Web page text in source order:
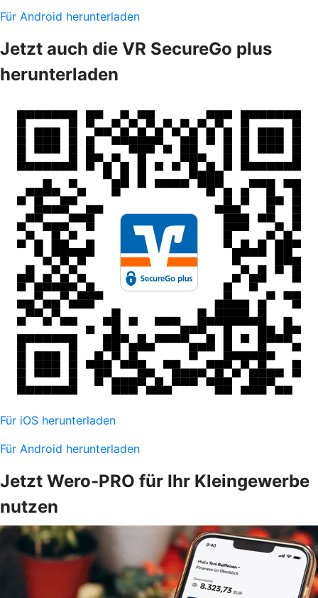
Für Android herunterladen
Jetzt auch die VR SecureGo plus
herunterladen
Für iOS herunterladen
Für Android herunterladen
Jetzt Wero-PRO für Ihr Kleingewerbe
nutzen